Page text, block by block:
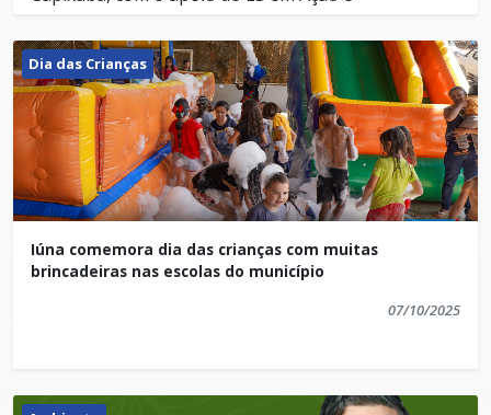
Internacional – Brasil.
Foram analisados mais de 70 critérios, divididos em
seis dimensões: Legal; Plataformas; Administração e
Governança; Obras Públicas; Transparência
Financeira e Orçamentária; e Comunicação,
Engajamento e Participação.
Os resultados de todos os municípios estão disponíveis em
https://transparenciainternacional.org.br/itgp/
Dia das Crianças
Iúna comemora dia das crianças com muitas
brincadeiras nas escolas do município
07/10/2025